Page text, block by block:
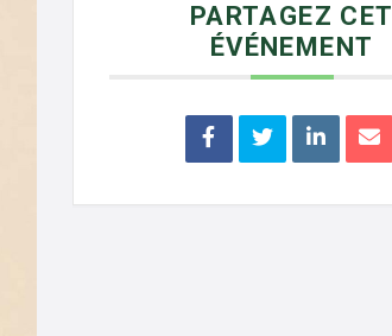
PARTAGEZ CET
ÉVÉNEMENT